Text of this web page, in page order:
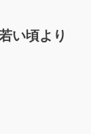
い頃より